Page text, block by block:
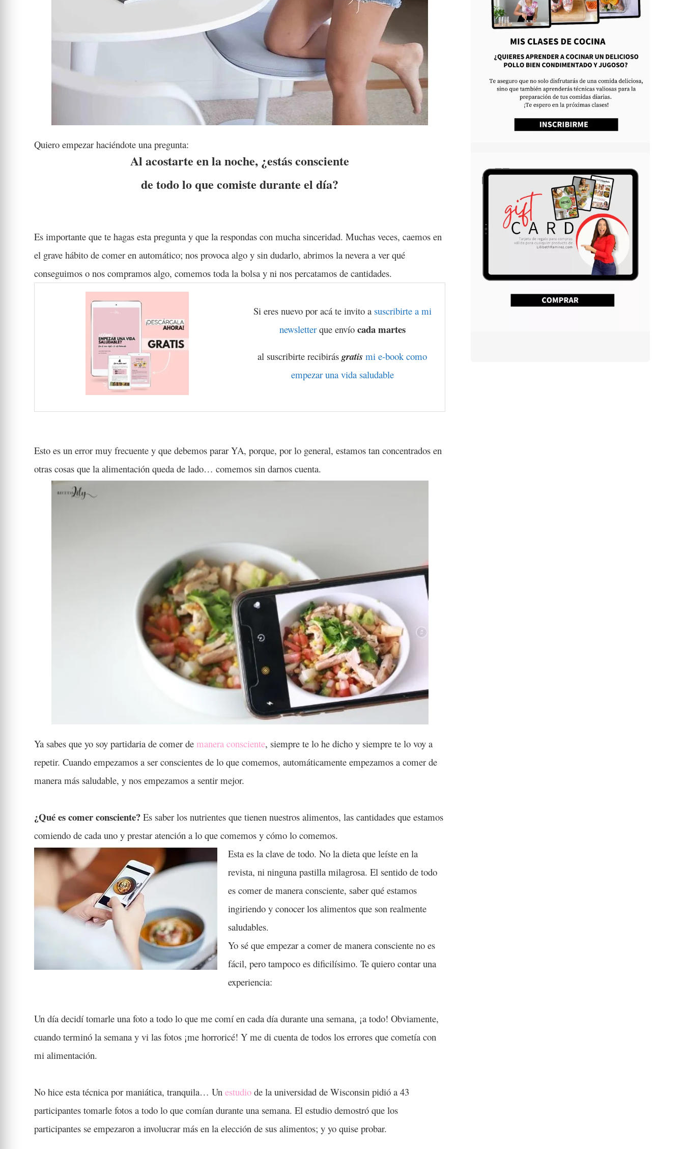
Quiero empezar haciéndote una pregunta:
Al acostarte en la noche, ¿estás consciente
de todo lo que comiste durante el día?
Es importante que te hagas esta pregunta y que la respondas con mucha sinceridad. Muchas veces, caemos en
el grave hábito de comer en automático; nos provoca algo y sin dudarlo, abrimos la nevera a ver qué
conseguimos o nos compramos algo, comemos toda la bolsa y ni nos percatamos de cantidades.
Si eres nuevo por acá te invito asuscribirte a mi
newsletterque envío cada martes
al suscribirte recibirás gratis mi e-book como
empezar una vida saludable
Esto es un error muy frecuente y que debemos parar YA, porque, por lo general, estamos tan concentrados en
otras cosas que la alimentación queda de lado… comemos sin darnos cuenta.
Ya sabes que yo soy partidaria de comer de manera consciente, siempre te lo he dicho y siempre te lo voy a
repetir. Cuando empezamos a ser conscientes de lo que comemos, automáticamente empezamos a comer de
manera más saludable, y nos empezamos a sentir mejor.
¿Qué es comer consciente? Es saber los nutrientes que tienen nuestros alimentos, las cantidades que estamos
comiendo de cada uno y prestar atención a lo que comemos y cómo lo comemos.
Esta es la clave de todo. No la dieta que leíste en la
revista, ni ninguna pastilla milagrosa. El sentido de todo
es comer de manera consciente, saber qué estamos
ingiriendo y conocer los alimentos que son realmente
saludables.
Yo sé que empezar a comer de manera consciente no es
fácil, pero tampoco es dificilísimo. Te quiero contar una
experiencia:
Un día decidí tomarle una foto a todo lo que me comí en cada día durante una semana, ¡a todo! Obviamente,
cuando terminó la semana y vi las fotos ¡me horroricé! Y me di cuenta de todos los errores que cometía con
mi alimentación.
No hice esta técnica por maniática, tranquila… Unestudio de la universidad de Wisconsin pidió a 43
participantes tomarle fotos a todo lo que comían durante una semana. El estudio demostró que los
participantes se empezaron a involucrar más en la elección de sus alimentos; y yo quise probar.